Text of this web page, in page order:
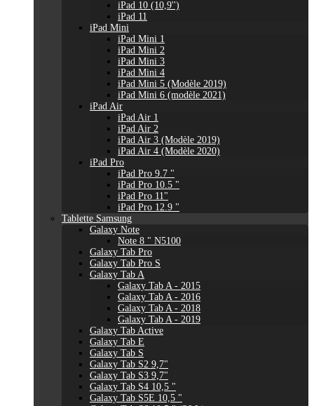
iPad 10 (10,9'')
iPad 11
iPad Mini
iPad Mini 1
iPad Mini 2
iPad Mini 3
iPad Mini 4
iPad Mini 5 (Modèle 2019)
iPad Mini 6 (modèle 2021)
iPad Air
iPad Air 1
iPad Air 2
iPad Air 3 (Modèle 2019)
iPad Air 4 (Modèle 2020)
iPad Pro
iPad Pro 9.7 "
iPad Pro 10.5 "
iPad Pro 11"
iPad Pro 12.9 "
Tablette Samsung
Galaxy Note
Note 8 " N5100
Galaxy Tab Pro
Galaxy Tab Pro S
Galaxy Tab A
Galaxy Tab A - 2015
Galaxy Tab A - 2016
Galaxy Tab A - 2018
Galaxy Tab A - 2019
Galaxy Tab Active
Galaxy Tab E
Galaxy Tab S
Galaxy Tab S2 9,7"
Galaxy Tab S3 9,7"
Galaxy Tab S4 10,5 "
Galaxy Tab S5E 10,5 "